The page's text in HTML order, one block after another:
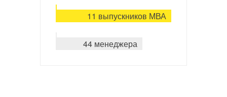
11 выпускников МВА
44 менеджера